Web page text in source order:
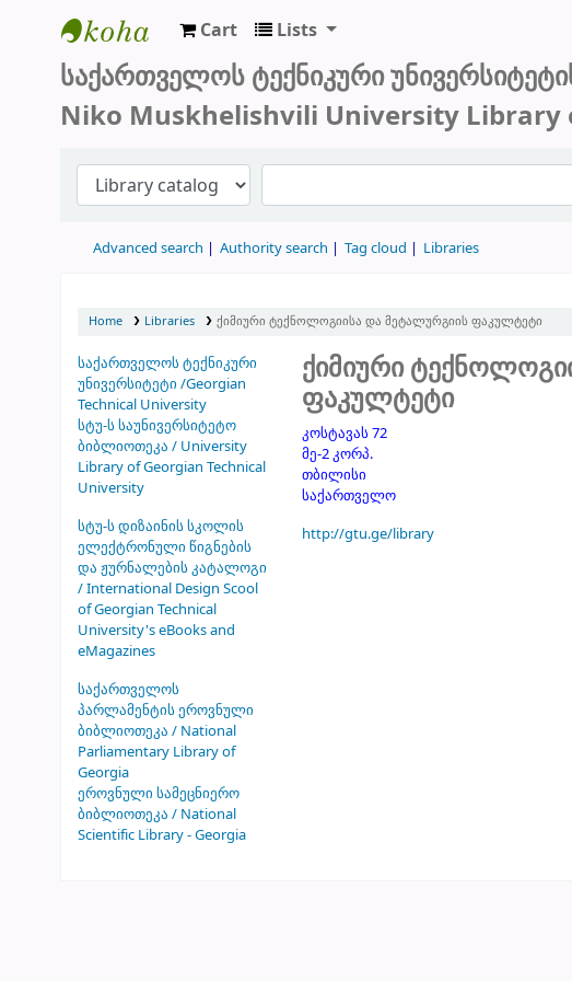
სტუ-ს ბიბლიოთეკა
Cart Lists
საქართველოს ტექნიკური
Niko Muskhelishvili University Library
Advanced search Authority search Tag cloud Libraries
Home Libraries ქიმიური ტექნოლოგიისა და მეტალურგიის ფაკულტეტი
საქართველოს ტექნიკური
უნივერსიტეტი /Georgian
Technical University
სტუ-ს საუნივერსიტეტო
ბიბლიოთეკა / University
Library of Georgian Technical
University
სტუ-ს დიზაინის სკოლის
ელექტრონული წიგნების
და ჟურნალების კატალოგი
/ International Design Scool
of Georgian Technical
University's eBooks and
eMagazines
საქართველოს
პარლამენტის ეროვნული
ბიბლიოთეკა / National
Parliamentary Library of
Georgia
ეროვნული სამეცნიერო
ბიბლიოთეკა / National
Scientific Library - Georgia
ქიმიური
ფაკულტეტი
კოსტავას 72
მე-2 კორპ.
თბილისი
საქართველო
http://gtu.ge/library